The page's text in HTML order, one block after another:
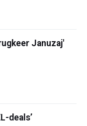
Januzaj'
deals’